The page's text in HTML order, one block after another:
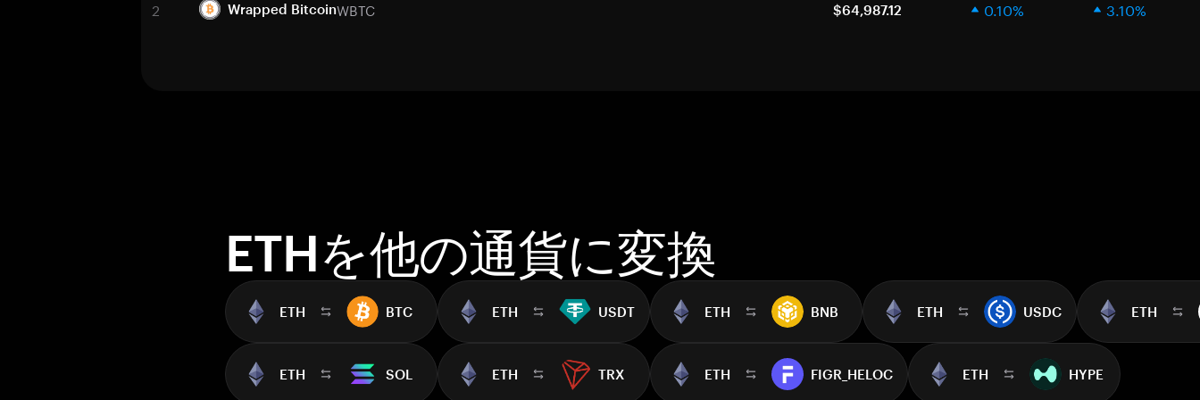
2 Wrapped BitcoinWBTC $64,987.12 0.10% 3.10%
ETHを他の通貨に変換
ETH BTC ETH USDT ETH BNB ETH USDC ETH
ETH SOL ETH TRX ETH FIGR_HELOC ETH HYPE